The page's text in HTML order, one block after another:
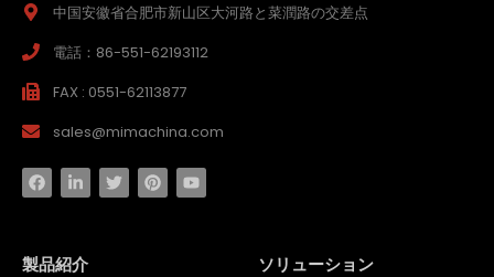
中国安徽省合肥市新山区大河路と菜潤路の交差点
電話：86-551-62193112
FAX : 0551-62113877
sales@mimachina.com
製品紹介 ソリューション